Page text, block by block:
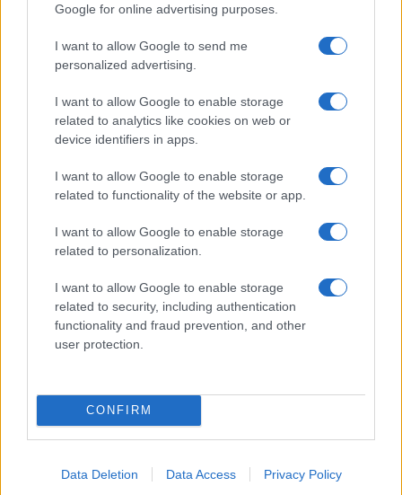
Google for online advertising purposes.
I want to allow Google to send me
personalized advertising.
I want to allow Google to enable storage
related to analytics like cookies on web or
device identifiers in apps.
I want to allow Google to enable storage
related to functionality of the website or app.
I want to allow Google to enable storage
related to personalization.
I want to allow Google to enable storage
related to security, including authentication
functionality and fraud prevention, and other
user protection.
CONFIRM
Data Deletion Data Access Privacy Policy
ARTICOLI CORRELATI
terrore sul lungomare romano